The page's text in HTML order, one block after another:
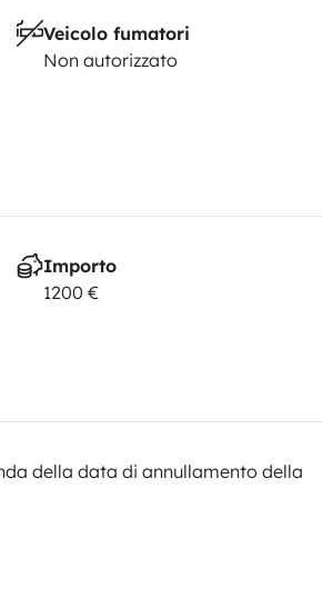
Veicolo fumatori
Non autorizzato
Importo
1200 €
della data di annullamento della